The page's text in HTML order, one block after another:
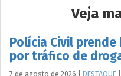
Veja
Polícia Civil
por tráfico de
7 de agosto de 2026 DESTAQUE